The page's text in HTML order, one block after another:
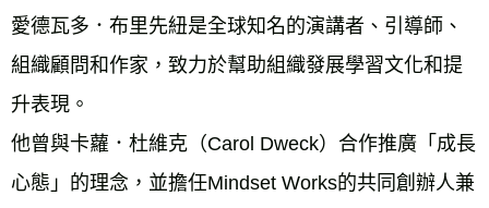
愛德瓦多．布里先紐是全球知名的演講者、引導師、
組織顧問和作家，致力於幫助組織發展學習文化和提
升表現。
他曾與卡蘿．杜維克（Carol Dweck）合作推廣「成長
心態」的理念，並擔任Mindset Works的共同創辦人兼